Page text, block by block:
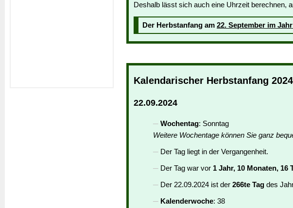
Deshalb lässt sich auch eine Uhrzeit berechnen,
Der Herbstanfang am 22. September im
Kalendarischer Herbstanfang 2024
22.09.2024
Wochentag: Sonntag
Weitere Wochentage können Sie ganz
Der Tag liegt in der Vergangenheit.
Der Tag war vor 1 Jahr, 10 Monaten, 16
Der 22.09.2024 ist der 266te Tag des
Kalenderwoche: 38